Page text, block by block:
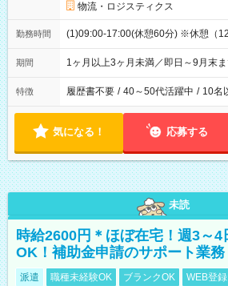
物流・ロジスティクス
勤務時間 (1)09:00-17:00(休憩60分) ※休憩（
期間 1ヶ月以上3ヶ月未満／即日～9月末
特徴 履歴書不要 / 40～50代活躍中 / 10名
気になる！ 応募する
未読
時給2600円＊ほぼ在宅！週3～4
OK！補助金申請のサポート業務
派遣 職種未経験OK ブランクOK WEB登